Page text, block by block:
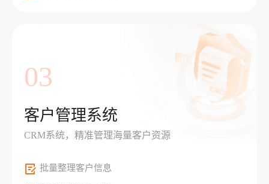
03
客户管理系统
CRM系统，精准管理海量客户资源
批量整理客户信息